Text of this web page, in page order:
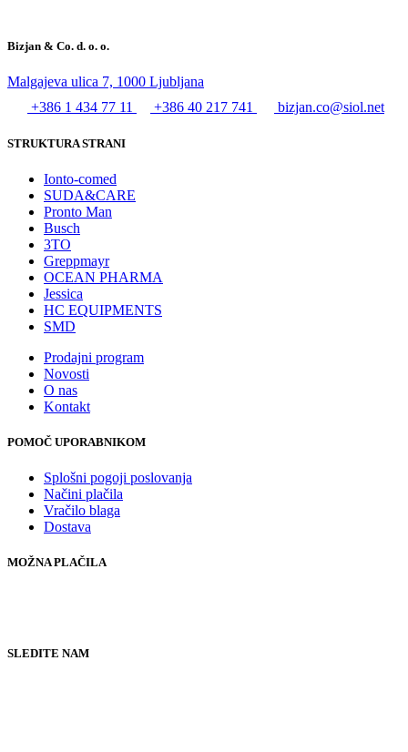
Bizjan & Co. d. o. o.
Malgajeva ulica 7, 1000 Ljubljana
+386 1 434 77 11
+386 40 217 741 bizjan.co@siol.net
STRUKTURA STRANI
Ionto-comed
SUDA&CARE
Pronto Man
Busch
3TO
Greppmayr
OCEAN PHARMA
Jessica
HC EQUIPMENTS
SMD
Prodajni program
Novosti
O nas
Kontakt
POMOČ UPORABNIKOM
Splošni pogoji poslovanja
Načini plačila
Vračilo blaga
Dostava
MOŽNA PLAČILA
SLEDITE NAM